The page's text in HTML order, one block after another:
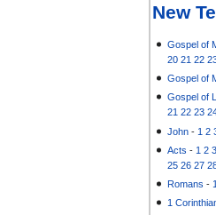
New
Gospel of
20 21 22
Gospel of
Gospel of
21 22 23
John - 1 2
Acts - 1 2
25 26 27
Romans -
1